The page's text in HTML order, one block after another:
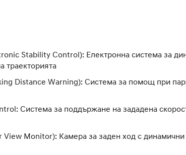
Stability Control): Eлектронна система за
траекторията
Distance Warning): Система за помощ при
Система за поддържане на зададена
View Monitor): Камера за заден ход с